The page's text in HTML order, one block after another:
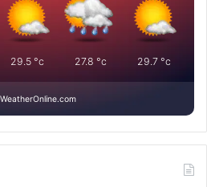
29.5°c 27.8 °c 29.7 °c